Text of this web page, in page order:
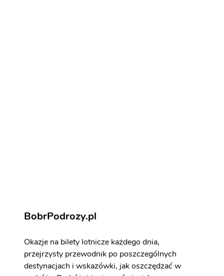
BobrPodrozy.pl
Okazje na bilety lotnicze każdego dnia,
przejrzysty przewodnik po poszczególnych
destynacjach i wskazówki, jak oszczędzać w